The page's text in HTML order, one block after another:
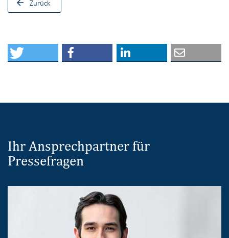
Zurück
Ihr Ansprechpartner für
Pressefragen